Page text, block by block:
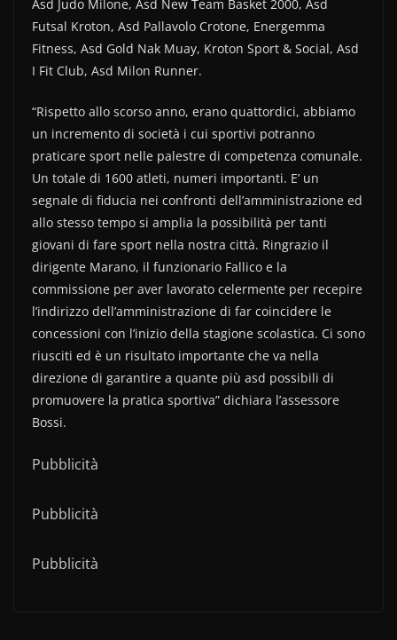
Asd Judo Milone, Asd New Team Basket 2000, Asd
Futsal Kroton, Asd Pallavolo Crotone, Energemma
Fitness, Asd Gold Nak Muay, Kroton Sport & Social, Asd
I Fit Club, Asd Milon Runner.
“Rispetto allo scorso anno, erano quattordici, abbiamo
un incremento di società i cui sportivi potranno
praticare sport nelle palestre di competenza comunale.
Un totale di 1600 atleti, numeri importanti. E’ un
segnale di fiducia nei confronti dell’amministrazione ed
allo stesso tempo si amplia la possibilità per tanti
giovani di fare sport nella nostra città. Ringrazio il
dirigente Marano, il funzionario Fallico e la
commissione per aver lavorato celermente per recepire
l’indirizzo dell’amministrazione di far coincidere le
concessioni con l’inizio della stagione scolastica. Ci sono
riusciti ed è un risultato importante che va nella
direzione di garantire a quante più asd possibili di
promuovere la pratica sportiva” dichiara l’assessore
Bossi.
Pubblicità
Pubblicità
Pubblicità